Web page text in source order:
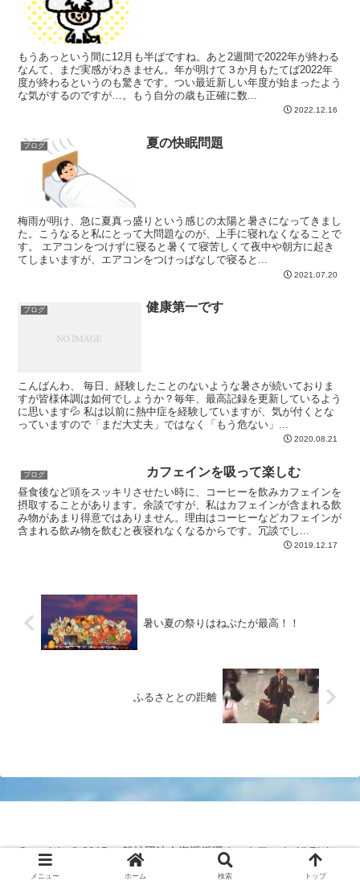
もうあっという間に12月も半ばですね。あと2週間で2022年が終わる
なんて、まだ実感がわきません。年が明けて３か月もたてば2022年
度が終わるというのも驚きです。つい最近新しい年度が始まったよう
な気がするのですが…。もう自分の歳も正確に数...
2022.12.16
ブログ 夏の快眠問題
梅雨が明け、急に夏真っ盛りという感じの太陽と暑さになってきまし
た。こうなると私にとって大問題なのが、上手に寝れなくなることで
す。 エアコンをつけずに寝ると暑くて寝苦しくて夜中や朝方に起き
てしまいますが、エアコンをつけっぱなしで寝ると...
2021.07.20
ブログ 健康第一です
こんばんわ、 毎日、経験したことのないような暑さが続いておりま
すが皆様体調は如何でしょうか？毎年、最高記録を更新しているよう
に思います💦 私は以前に熱中症を経験していますが、気が付くとな
っていますので「まだ大丈夫」ではなく「もう危ない」...
2020.08.21
ブログ カフェインを吸って楽しむ
昼食後など頭をスッキリさせたい時に、コーヒーを飲みカフェインを
摂取することがあります。余談ですが、私はカフェインが含まれる飲
み物があまり得意ではありません。理由はコーヒーなどカフェインが
含まれる飲み物を飲むと夜寝れなくなるからです。冗談でし...
2019.12.17
暑い夏の祭りはねぶたが最高！！
ふるさととの距離
Copyright © 2015 一般社団法人資源循環ネットワーク All Rights
メニュー ホーム 検索 トップ